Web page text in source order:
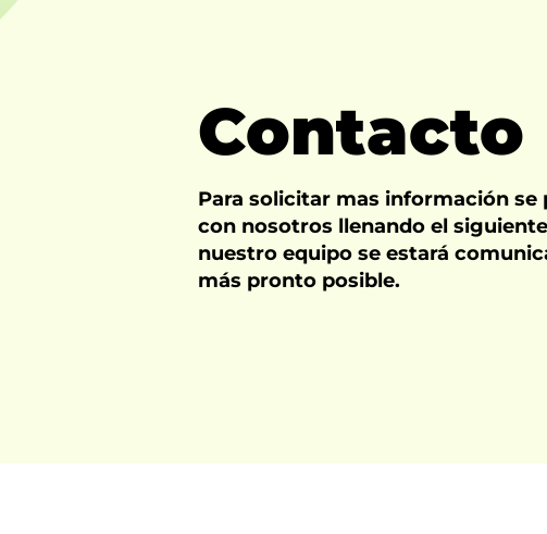
Contacto
Para solicitar mas información se
con nosotros llenando el
nuestro equipo se estará
más pronto posible.